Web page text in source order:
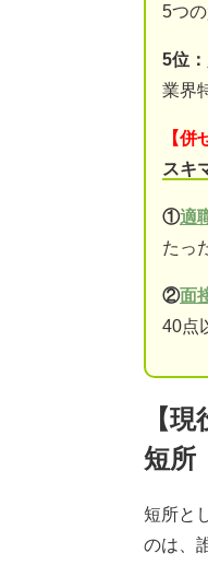
5つ
5位：
業界
【併
スキ
①適
たっ
②面
40点
【
短所
短所と
のは、